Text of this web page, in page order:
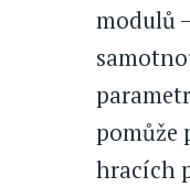
modulů
pomůže
hracích